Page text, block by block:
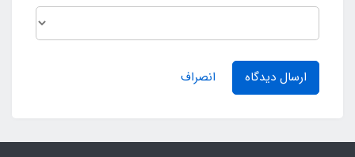
ارسال دیدگاه انصراف